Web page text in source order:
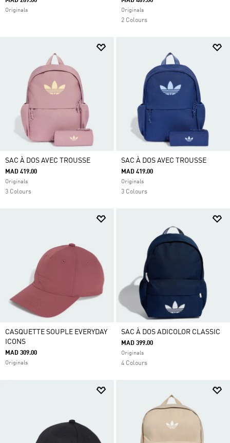
Originals Originals
2 Colours
SAC À DOS AVEC TROUSSE
MAD 419.00
Originals
3 Colours
SAC À DOS AVEC TROUSSE
MAD 419.00
Originals
3 Colours
CASQUETTE SOUPLE EVERYDAY
ICONS
MAD 309.00
Originals
SAC À DOS ADICOLOR CLASSIC
MAD 399.00
Originals
4 Colours